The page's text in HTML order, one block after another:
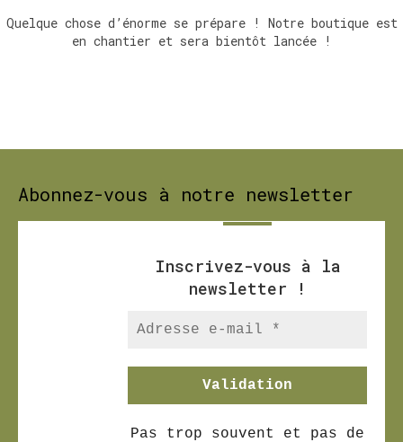
Quelque chose d’énorme se prépare ! Notre boutique est
en chantier et sera bientôt lancée !
Abonnez-vous à notre newsletter
Inscrivez-vous à la
newsletter
!
Pas trop souvent et pas de